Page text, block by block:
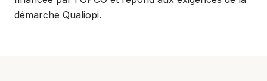
démarche Qualiopi.